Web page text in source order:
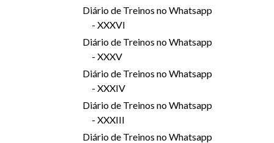
Diário de Treinos no Whatsapp
- XXXVI
Diário de Treinos no Whatsapp
- XXXV
Diário de Treinos no Whatsapp
- XXXIV
Diário de Treinos no Whatsapp
- XXXIII
Diário de Treinos no Whatsapp